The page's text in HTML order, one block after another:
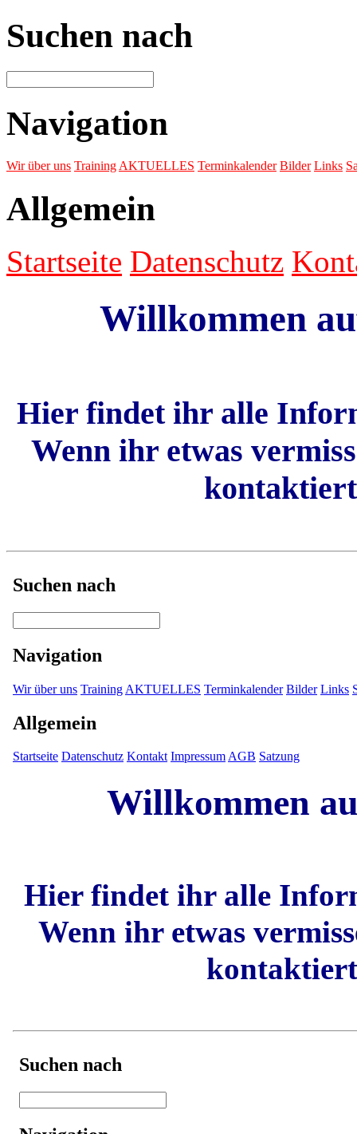
Suchen nach
Navigation
Wir über uns Training AKTUELLES Terminkalender Bilder Links
Allgemein
Startseite Datenschutz
Willkommen
Hier findet ihr alle
Wenn ihr etwas